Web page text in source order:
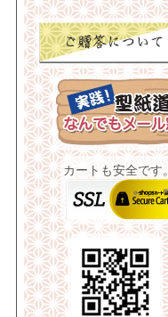
カートも安全です。